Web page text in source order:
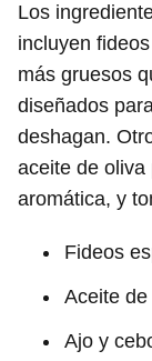
Los
incluyen
más gruesos
diseñados
deshagan.
aceite de oliva
aromática, y
Fideos
Aceite
Ajo y